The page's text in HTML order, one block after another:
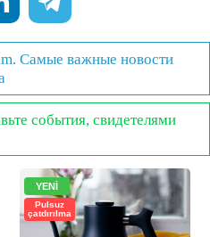
Самые важные новости
события, свидетелями